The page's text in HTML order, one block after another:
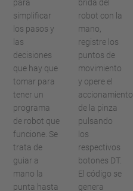
para
simplificar
los pasos y
las
decisiones
que hay que
tomar para
tener un
programa
de robot que
funcione. Se
trata de
guiar a
mano la
punta hasta
brida del
robot con la
mano,
registre los
puntos de
movimiento
y opere el
accionamiento
de la pinza
pulsando
los
respectivos
botones DT.
El código se
genera